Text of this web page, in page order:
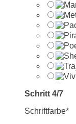
Schritt 4/7
Schriftfarbe*